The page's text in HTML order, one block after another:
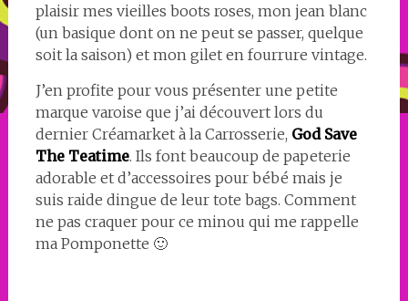
plaisir mes vieilles boots roses, mon jean blanc
(un basique dont on ne peut se passer, quelque
soit la saison) et mon gilet en fourrure vintage.
J’en profite pour vous présenter une petite
marque varoise que j’ai découvert lors du
dernier Créamarket à la Carrosserie, God Save
The Teatime. Ils font beaucoup de papeterie
adorable et d’accessoires pour bébé mais je
suis raide dingue de leur tote bags. Comment
ne pas craquer pour ce minou qui me rappelle
ma Pomponette 🙂